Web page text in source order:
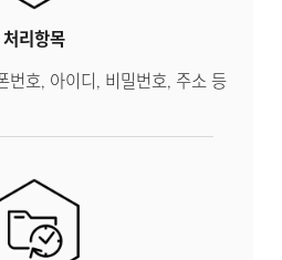
처리항목
번호, 아이디, 비밀번호, 주소 등